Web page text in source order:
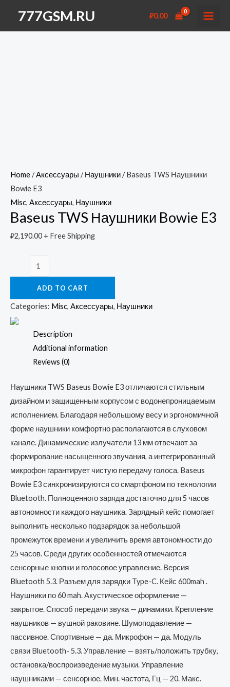
содержимому
777GSM.RU ₽0.00
Home/Аксессуары /Наушники/ Baseus TWS Наушники
Bowie E3
Misc, Аксессуары, Наушники
Baseus TWS Наушники Bowie E3
₽2,190.00 + Free Shipping
TWS
Наушники
Bowie
E3
quantity
ADD TO CART
Categories: Misc, Аксессуары, Наушники
Description
Additional information
Reviews (0)
Наушники TWS Baseus Bowie E3 отличаются стильным
дизайном и защищенным корпусом с водонепроницаемым
исполнением. Благодаря небольшому весу и эргономичной
форме наушники комфортно располагаются в слуховом
канале. Динамические излучатели 13 мм отвечают за
формирование насыщенного звучания, а интегрированный
микрофон гарантирует чистую передачу голоса. Baseus
Bowie E3 синхронизируются со смартфоном по технологии
Bluetooth. Полноценного заряда достаточно для 5 часов
автономности каждого наушника. Зарядный кейс помогает
выполнить несколько подзарядок за небольшой
промежуток времени и увеличить время автономности до
25 часов. Среди других особенностей отмечаются
сенсорные кнопки и голосовое управление. Версия
Bluetooth 5.3. Разъем для зарядки Type-C. Кейс 600mah .
Наушники по 60 mah. Акустическое оформление —
закрытое. Способ передачи звука — динамики. Крепление
наушников — вушной раковине. Шумоподавление —
пассивное. Спортивные — да. Микрофон — да. Модуль
связи Bluetooth- 5.3. Управление — взять/положить трубку,
остановка/воспроизведение музыки. Управление
наушниками — сенсорное. Мин. частота, Гц — 20. Макс.